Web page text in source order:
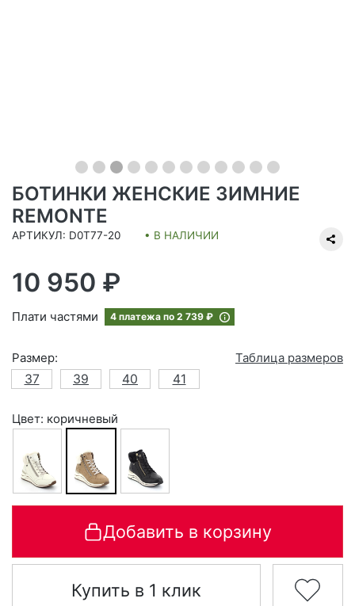
БОТИНКИ ЖЕНСКИЕ ЗИМНИЕ
REMONTE
АРТИКУЛ: D0T77-20 • В НАЛИЧИИ
10 950 ₽
Плати частями 4 платежа по 2 739 ₽
Размер:
Таблица размеров
37
39 40 41
Цвет: коричневый
Добавить в корзину
Купить в 1 клик